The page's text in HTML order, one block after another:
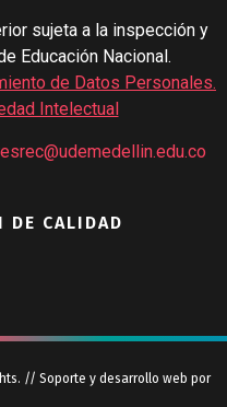
sujeta a la inspección y
Educación Nacional.
de Datos Personales.
Intelectual
DE CALIDAD
// Soporte y desarrollo web por